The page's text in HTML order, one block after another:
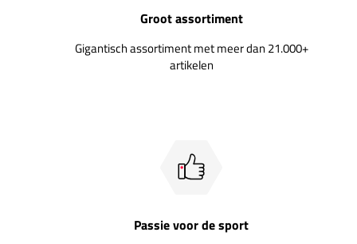
Groot assortiment
Gigantisch assortiment met meer dan 21.000+
artikelen
Passie voor de sport